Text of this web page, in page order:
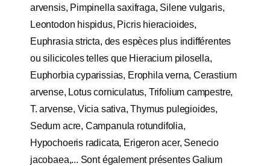
arvensis, Pimpinella saxifraga, Silene vulgaris,
Leontodon hispidus, Picris hieracioides,
Euphrasia stricta, des espèces plus indifférentes
ou silicicoles telles que Hieracium pilosella,
Euphorbia cyparissias, Erophila verna, Cerastium
arvense, Lotus corniculatus, Trifolium campestre,
T. arvense, Vicia sativa, Thymus pulegioides,
Sedum acre, Campanula rotundifolia,
Hypochoeris radicata, Erigeron acer, Senecio
jacobaea,... Sont également présentes Galium